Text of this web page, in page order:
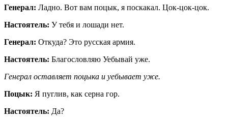
Генерал: Ладно. Вот вам поцык, я поскакал. Цок-цок-цок.
Настоятель: У тебя и лошади нет.
Генерал: Откуда? Это русская армия.
Настоятель: Благословляю Уебывай уже.
Генерал оставляет поцыка и уебывает уже.
Поцык: Я пуглив, как серна гор.
Настоятель: Да?